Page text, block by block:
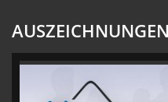
AUSZEICHNUNGEN